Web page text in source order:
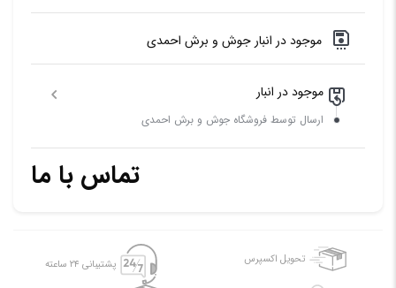
موجود در انبار جوش و برش احمدی
موجود در انبار
ارسال توسط فروشگاه جوش و برش احمدی
تماس با ما
تحویل اکسپرس پشتیبانی ۲۴ ساعته